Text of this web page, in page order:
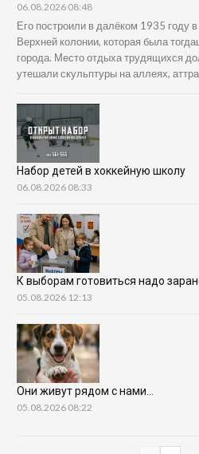
06.08.2026 08:48
Его построили в далёком 1935 году
Верхней колонии, которая была
города. Место отдыха трудящихся
утешали скульптуры на аллеях,
Набор детей в хоккейную школу
06.08.2026 08:33
К выборам готовиться надо
05.08.2026 12:13
Они живут рядом с нами…
05.08.2026 08:22